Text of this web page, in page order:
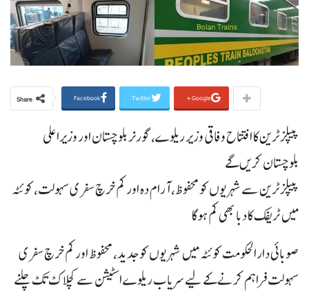
Share Facebook Twitter Google+
پیپلز ٹرین کا افتتاح وفاقی وزیر ریلوے، گورنر بلوچستان اور وزیراعلی
بلوچستان کریں گے
پیپلز ٹرین سے شہریوں کو محفوظ، آرام دہ اور کم خرچ سفری سہولت، کوئٹہ
میں ٹریفک کا دبا بھی کم ہوگا
صوبائی دارالحکومت کوئٹہ میں شہریوں کو جدید، محفوظ اور کم خرچ سفری
سہولت فراہم کرنے کے لیے سریاب ریلوے اسٹیشن سے کچلاک تک چلنے